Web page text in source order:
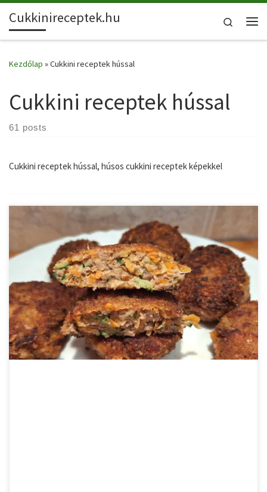
Skip to content
Cukkinireceptek.hu
Search
Kezdőlap »Cukkini receptek hússal
Cukkini receptek hússal
61 posts
Cukkini receptek hússal, húsos cukkini receptek képekkel
A darált húsos zöldséges fasírt recept remek választás, ha a […]